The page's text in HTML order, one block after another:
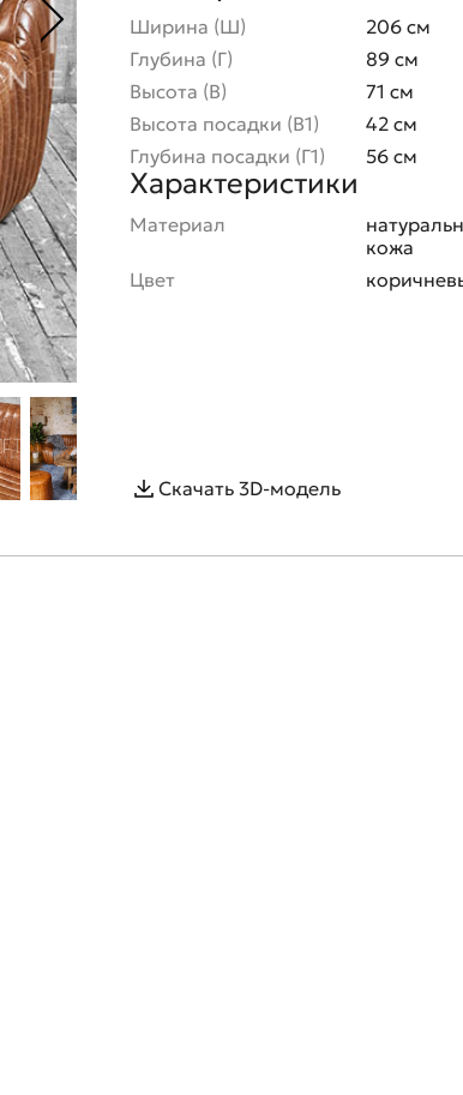
Ширина (Ш)
206 см
Глубина (Г)
89 см
Высота (В)
71 см
Высота посадки (В1)
42 см
Глубина посадки (Г1)
56 см
Характеристики
Материал
кожа
Цвет
Скачать 3D-модель